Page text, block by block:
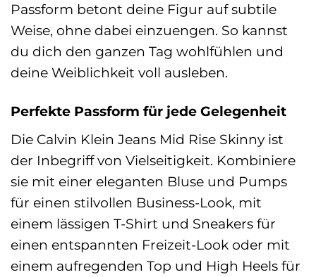
Passform betont deine Figur auf subtile
Weise, ohne dabei einzuengen. So kannst
du dich den ganzen Tag wohlfühlen und
deine Weiblichkeit voll ausleben.
Perfekte Passform für jede Gelegenheit
Die Calvin Klein Jeans Mid Rise Skinny ist
der Inbegriff von Vielseitigkeit. Kombiniere
sie mit einer eleganten Bluse und Pumps
für einen stilvollen Business-Look, mit
einem lässigen T-Shirt und Sneakers für
einen entspannten Freizeit-Look oder mit
einem aufregenden Top und High Heels für